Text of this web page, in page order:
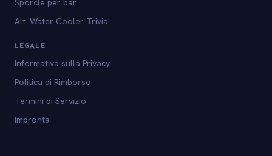
Sporcle per bar
Alt. Water Cooler Trivia
LEGALE
Informativa sulla Privacy
Politica di Rimborso
Termini di Servizio
Impronta